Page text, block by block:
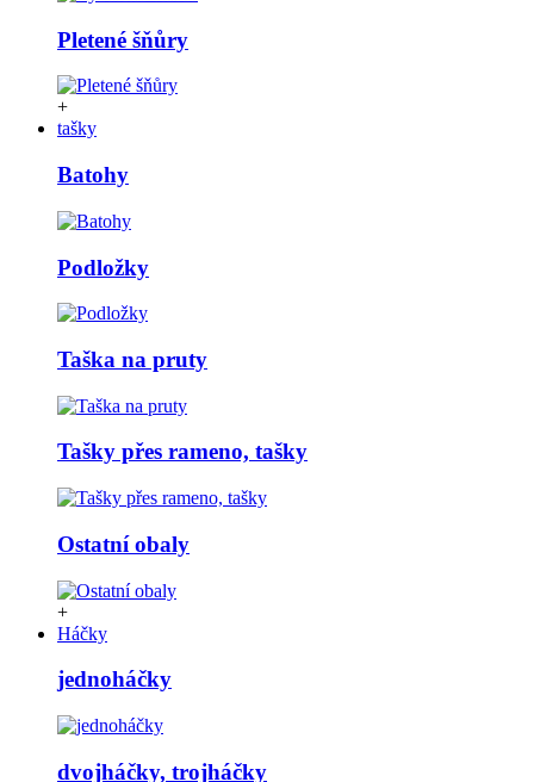
Pletené šňůry
+
tašky
Batohy
Podložky
Taška na pruty
Tašky přes rameno, tašky
Ostatní obaly
+
Háčky
jednoháčky
dvojháčky, trojháčky